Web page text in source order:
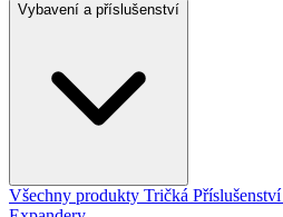
Vybavení a příslušenství
Všechny produkty Tričká Příslušenství